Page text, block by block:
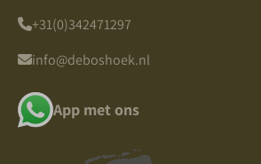
+31(0)342471297
info@deboshoek.nl
App met ons